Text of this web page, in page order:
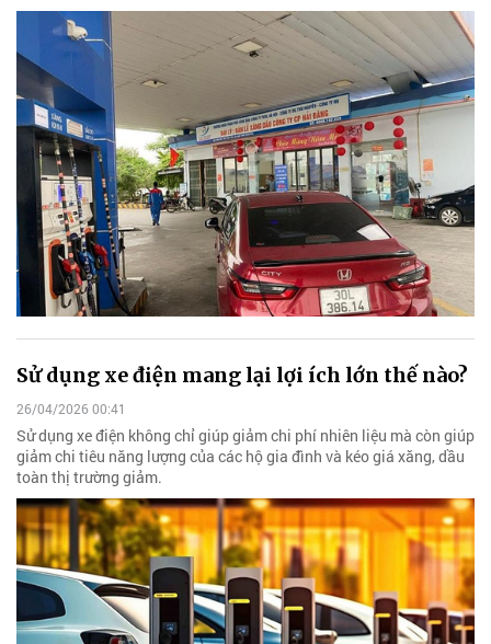
Sử dụng xe điện mang lại lợi ích lớn thế nào?
26/04/2026 00:41
Sử dụng xe điện không chỉ giúp giảm chi phí nhiên liệu mà còn giúp
giảm chi tiêu năng lượng của các hộ gia đình và kéo giá xăng, dầu
toàn thị trường giảm.